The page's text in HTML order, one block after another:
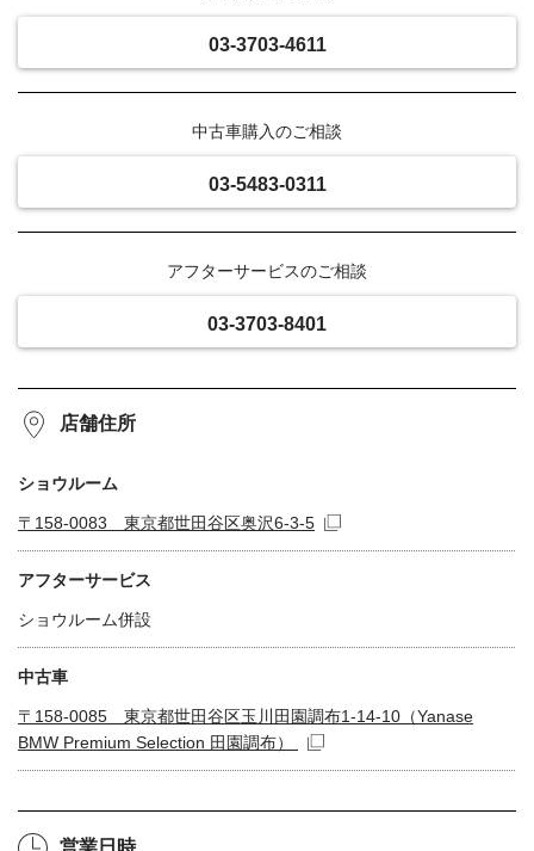
店舗住所
ショウルーム
〒158-0083 東京都世田谷区奥沢6-3-5
アフターサービス
ショウルーム併設
中古車
〒158-0085 東京都世田谷区玉川田園調布1-14-10（Yanase
BMW Premium Selection 田園調布）
営業日時
03-3703-4611
中古車購入のご相談
03-5483-0311
アフターサービスのご相談
03-3703-8401